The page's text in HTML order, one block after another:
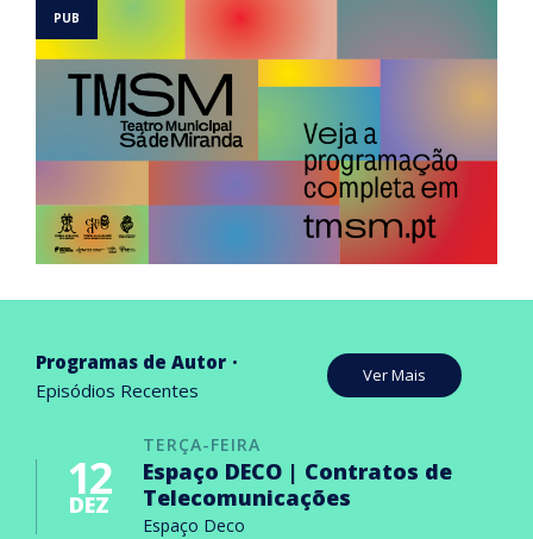
Programas de Autor
Episódios Recentes
Ver Mais
TERÇA-FEIRA
12
DEZ
Espaço DECO | Contratos de
Telecomunicações
Espaço Deco